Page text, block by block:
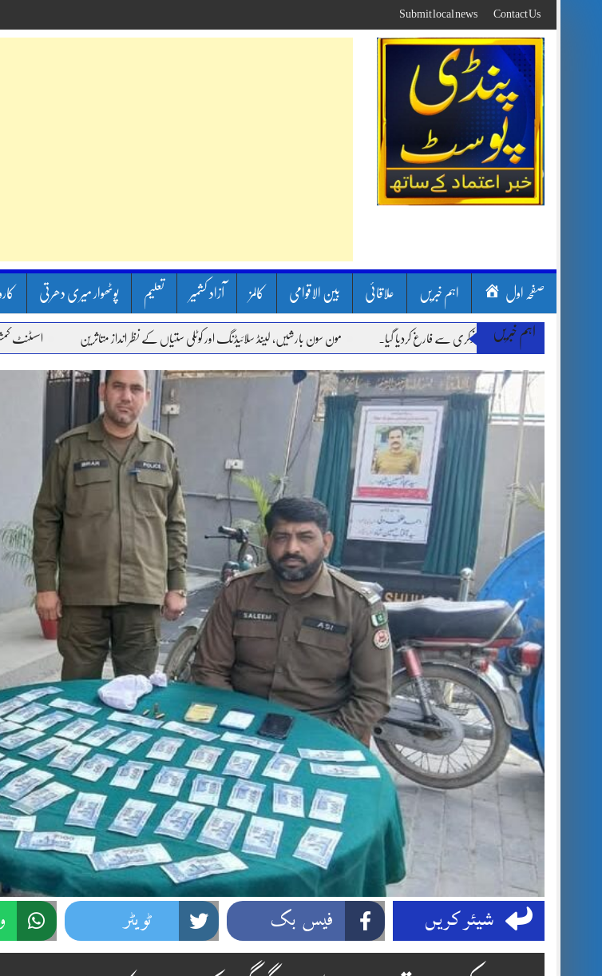
to
content
Contact Us
Submit local news
صفحہ اول اہم خبریں علاقائی بین الاقوامی کالمز آزاد کشمیر تعلیم پوٹھوار میری دھرتی
اہم خبریں مون سون بارشیں، لینڈ سلائیڈنگ اور کوٹلی ستیاں کے نظر انداز متاثرین اسسٹنٹ کمشنر
شیئر کریں فیس بک ٹویٹر